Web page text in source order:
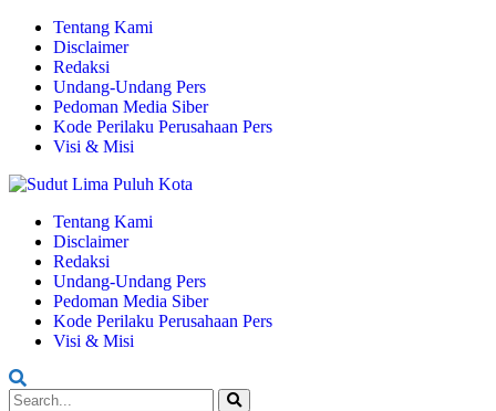
Tentang Kami
Disclaimer
Redaksi
Undang-Undang Pers
Pedoman Media Siber
Kode Perilaku Perusahaan Pers
Visi & Misi
Tentang Kami
Disclaimer
Redaksi
Undang-Undang Pers
Pedoman Media Siber
Kode Perilaku Perusahaan Pers
Visi & Misi